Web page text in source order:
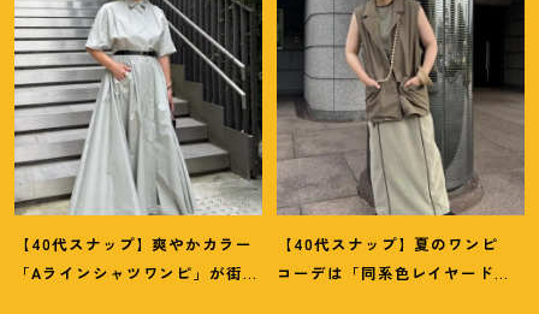
【40代スナップ】爽やかカラー
「Aラインシャツワンピ」が街で
【40代スナップ】夏のワンピ
コーデは「同系色レイヤード」